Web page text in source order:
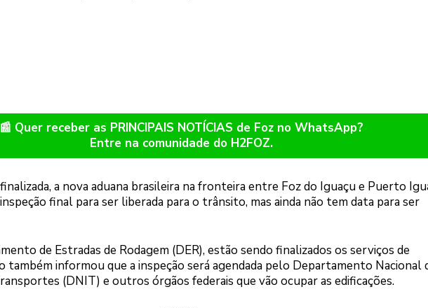
📰 Quer receber as PRINCIPAIS NOTÍCIAS de Foz no WhatsApp?
Entre na comunidade do H2FOZ.
a nova aduana brasileira na fronteira entre Foz do Iguaçu e Puerto
final para ser liberada para o trânsito, mas ainda não tem data para ser
de Estradas de Rodagem (DER), estão sendo finalizados os serviços de
também informou que a inspeção será agendada pelo Departamento Nacional
(DNIT) e outros órgãos federais que vão ocupar as edificações.